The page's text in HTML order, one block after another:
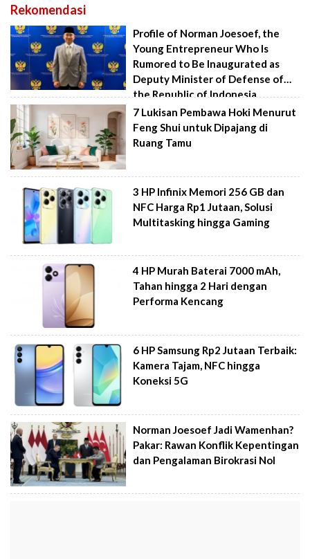
Rekomendasi
Profile of Norman Joesoef, the
Young Entrepreneur Who Is
Rumored to Be Inaugurated as
Deputy Minister of Defense of
the Republic of Indonesia
7 Lukisan Pembawa Hoki Menurut
Feng Shui untuk Dipajang di
Ruang Tamu
3 HP Infinix Memori 256 GB dan
NFC Harga Rp1 Jutaan, Solusi
Multitasking hingga Gaming
4 HP Murah Baterai 7000 mAh,
Tahan hingga 2 Hari dengan
Performa Kencang
6 HP Samsung Rp2 Jutaan Terbaik:
Kamera Tajam, NFC hingga
Koneksi 5G
Norman Joesoef Jadi Wamenhan?
Pakar: Rawan Konflik Kepentingan
dan Pengalaman Birokrasi Nol